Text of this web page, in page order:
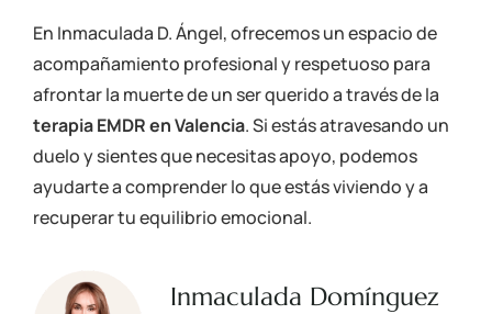
En Inmaculada D. Ángel, ofrecemos un espacio de
acompañamiento profesional y respetuoso para
afrontar la muerte de un ser querido a través de la
terapia EMDR en Valencia. Si estás atravesando un
duelo y sientes que necesitas apoyo, podemos
ayudarte a comprender lo que estás viviendo y a
recuperar tu equilibrio emocional.
Inmaculada Domínguez